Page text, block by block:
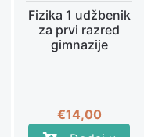
Fizika 1 udžbenik
za prvi razred
gimnazije
€14,00